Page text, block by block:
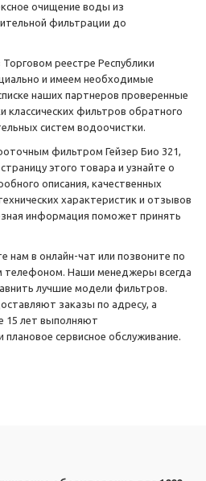
очищение воды из
фильтрации до
реестре Республики
и имеем необходимые
наших партнеров проверенные
классических фильтров обратного
систем водоочистки.
фильтром Гейзер Био 321,
этого товара и узнайте о
описания, качественных
характеристик и отзывов
информация поможет принять
нам в онлайн-чат или позвоните по
телефоном. Наши менеджеры всегда
лучшие модели фильтров.
заказы по адресу, а
15 лет выполняют
сервисное обслуживание.